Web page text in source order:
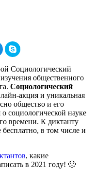
Социологический
общественного
Социологический
акция и уникальная
общество и его
социологической науке
времени. К диктанту
в том числе и
, какие
в 2021 году! 🙂